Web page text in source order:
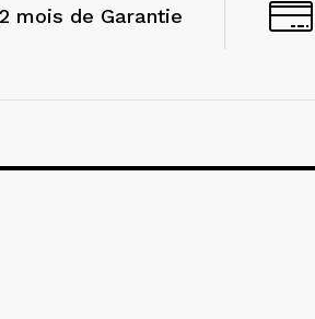
mois de Garantie